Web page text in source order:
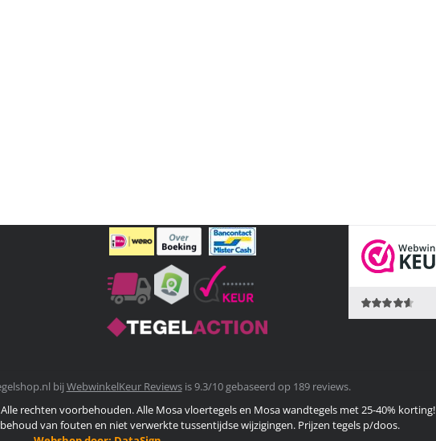
bij WebwinkelKeur Reviewsis 9.3/10 gebaseerd op 189 reviews.
rechten voorbehouden. Alle Mosa vloertegels en Mosa wandtegels met 25-40% korting!
van fouten en niet verwerkte tussentijdse wijzigingen. Prijzen tegels p/doos.